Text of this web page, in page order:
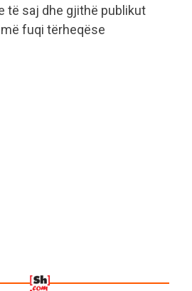
të saj dhe gjithë publikut
fuqi tërheqëse